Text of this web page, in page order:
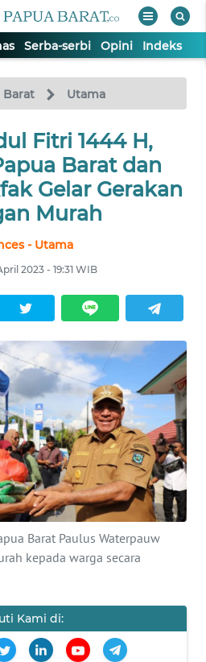
Serba-serbi Opini Indeks
Barat Utama
Fitri 1444 H,
Barat dan
Gelar Gerakan
Murah
- Utama
2023 - 19:31 WIB
Barat Paulus Waterpauw
kepada warga secara
Kami di: